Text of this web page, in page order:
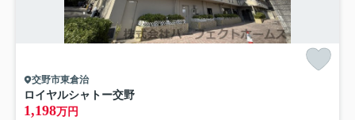
交野市東倉治
ロイヤルシャトー交野
1,198万円